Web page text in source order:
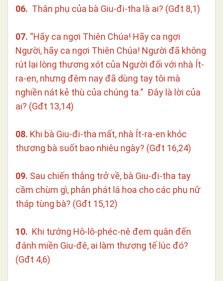
06. Thân phụ của bà Giu-đi-tha là ai? (Gđt 8,1)
07. “Hãy ca ngợi Thiên Chúa! Hãy ca ngợi
Người, hãy ca ngợi Thiên Chúa! Người đã không
rút lại lòng thương xót của Người đối với nhà Ít-
ra-en, nhưng đêm nay đã dùng tay tôi mà
nghiền nát kẻ thù của chúng ta.” Đây là lời của
ai? (Gđt 13,14)
08. Khi bà Giu-đi-tha mất, nhà Ít-ra-en khóc
thương bà suốt bao nhiêu ngày? (Gđt 16,24)
09. Sau chiến thắng trở về, bà Giu-đi-tha tay
cầm chùm gì, phân phát lá hoa cho các phụ nữ
tháp tùng bà? (Gđt 15,12)
10. Khi tướng Hô-lô-phéc-nê đem quân đến
đánh miền Giu-đê, ai làm thượng tế lúc đó?
(Gđt 4,6)